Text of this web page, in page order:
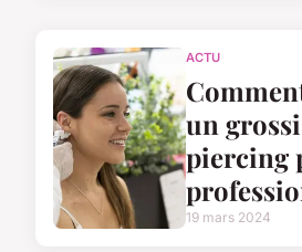
ACTU
un
piercing
19 mars 2024